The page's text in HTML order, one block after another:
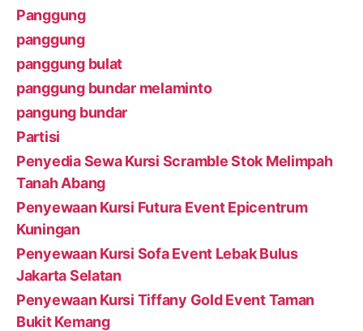
Panggung
panggung
panggung bulat
panggung bundar melaminto
pangung bundar
Partisi
Penyedia Sewa Kursi Scramble Stok Melimpah
Tanah Abang
Penyewaan Kursi Futura Event Epicentrum
Kuningan
Penyewaan Kursi Sofa Event Lebak Bulus
Jakarta Selatan
Penyewaan Kursi Tiffany Gold Event Taman
Bukit Kemang